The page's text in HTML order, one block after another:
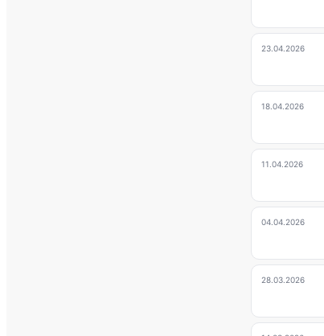
23.04.2026
18.04.2026
11.04.2026
04.04.2026
28.03.2026